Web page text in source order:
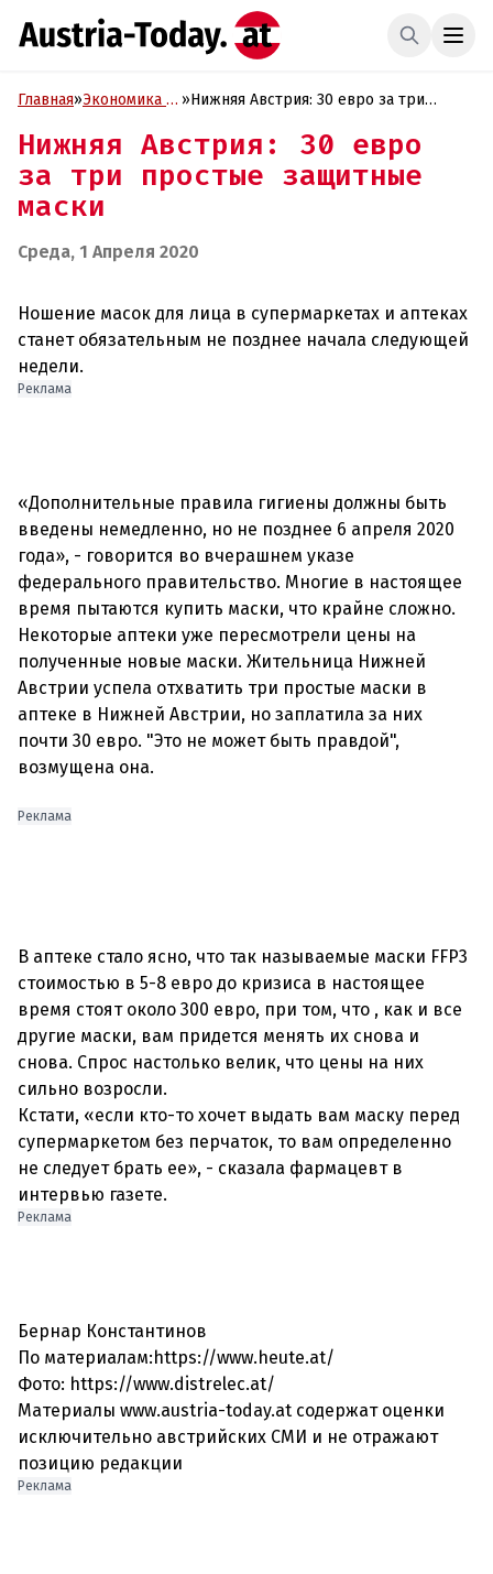
Главная»Экономика и »Нижняя Австрия: 30 евро за три
Нижняя Австрия: 30 евро
за три простые защитные
маски
Среда, 1 Апреля 2020
Ношение масок для лица в супермаркетах и аптеках
станет обязательным не позднее начала следующей
Реклама
«Дополнительные правила гигиены должны быть
введены немедленно, но не позднее 6 апреля 2020
года», - говорится во вчерашнем указе
федерального правительство. Многие в настоящее
время пытаются купить маски, что крайне сложно.
Некоторые аптеки уже пересмотрели цены на
полученные новые маски. Жительница Нижней
Австрии успела отхватить три простые маски в
аптеке в Нижней Австрии, но заплатила за них
почти 30 евро. "Это не может быть правдой",
возмущена она.
Реклама
В аптеке стало ясно, что так называемые маски FFP3
стоимостью в 5-8 евро до кризиса в настоящее
время стоят около 300 евро, при том, что , как и все
другие маски, вам придется менять их снова и
снова. Спрос настолько велик, что цены на них
сильно возросли.
Кстати, «если кто-то хочет выдать вам маску перед
супермаркетом без перчаток, то вам определенно
не следует брать ее», - сказала фармацевт в
Реклама
Бернар Константинов
По материалам:https://www.heute.at/
Фото: https://www.distrelec.at/
Материалы www.austria-today.at содержат оценки
исключительно австрийских СМИ и не отражают
позицию редакции
Реклама